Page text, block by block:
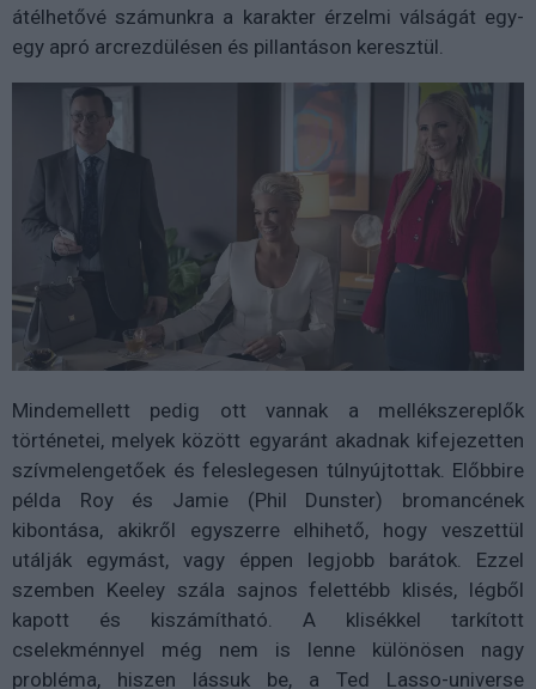
átélhetővé számunkra a karakter érzelmi válságát egy-
egy apró arcrezdülésen és pillantáson keresztül.
Mindemellett pedig ott vannak a mellékszereplők
történetei, melyek között egyaránt akadnak kifejezetten
szívmelengetőek és feleslegesen túlnyújtottak. Előbbire
példa Roy és Jamie (Phil Dunster) bromancének
kibontása, akikről egyszerre elhihető, hogy veszettül
utálják egymást, vagy éppen legjobb barátok. Ezzel
szemben Keeley szála sajnos felettébb klisés, légből
kapott és kiszámítható. A klisékkel tarkított
cselekménnyel még nem is lenne különösen nagy
probléma, hiszen lássuk be, a Ted Lasso-universe